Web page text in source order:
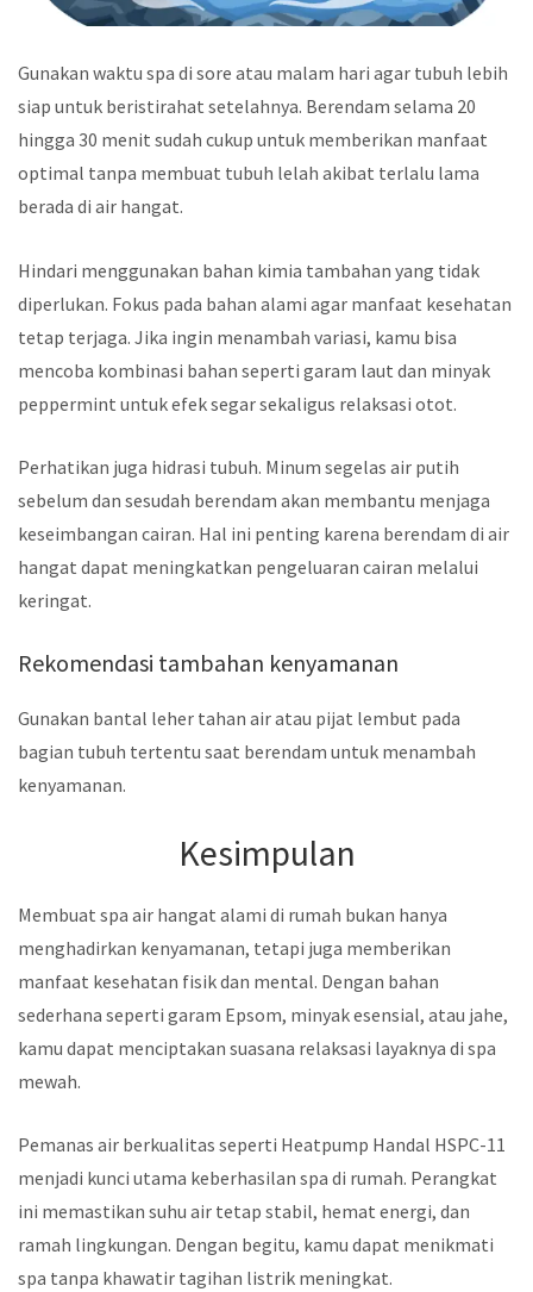
Gunakan waktu spa di sore atau malam hari agar tubuh lebih
siap untuk beristirahat setelahnya. Berendam selama 20
hingga 30 menit sudah cukup untuk memberikan manfaat
optimal tanpa membuat tubuh lelah akibat terlalu lama
berada di air hangat.
Hindari menggunakan bahan kimia tambahan yang tidak
diperlukan. Fokus pada bahan alami agar manfaat kesehatan
tetap terjaga. Jika ingin menambah variasi, kamu bisa
mencoba kombinasi bahan seperti garam laut dan minyak
peppermint untuk efek segar sekaligus relaksasi otot.
Perhatikan juga hidrasi tubuh. Minum segelas air putih
sebelum dan sesudah berendam akan membantu menjaga
keseimbangan cairan. Hal ini penting karena berendam di air
hangat dapat meningkatkan pengeluaran cairan melalui
keringat.
Rekomendasi tambahan kenyamanan
Gunakan bantal leher tahan air atau pijat lembut pada
bagian tubuh tertentu saat berendam untuk menambah
kenyamanan.
Kesimpulan
Membuat spa air hangat alami di rumah bukan hanya
menghadirkan kenyamanan, tetapi juga memberikan
manfaat kesehatan fisik dan mental. Dengan bahan
sederhana seperti garam Epsom, minyak esensial, atau jahe,
kamu dapat menciptakan suasana relaksasi layaknya di spa
mewah.
Pemanas air berkualitas seperti Heatpump Handal HSPC-11
menjadi kunci utama keberhasilan spa di rumah. Perangkat
ini memastikan suhu air tetap stabil, hemat energi, dan
ramah lingkungan. Dengan begitu, kamu dapat menikmati
spa tanpa khawatir tagihan listrik meningkat.